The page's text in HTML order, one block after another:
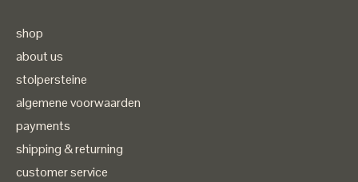
shop
about us
stolpersteine
algemene voorwaarden
payments
shipping & returning
customer service